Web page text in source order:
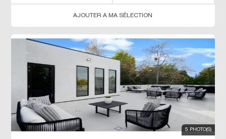
AJOUTER A MA SÉLECTION
5 PHOTO(S)